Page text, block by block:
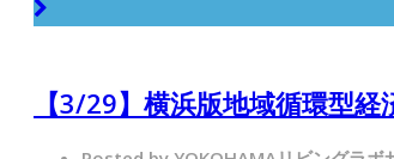
【3/29】横浜版地域循環型